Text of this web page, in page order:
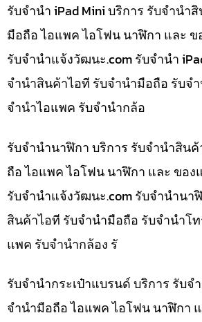
รับจำนำ iPad Mini บริการ รับจำนำ
มือถือ ไอแพค ไอโฟน นาฬิกา และ ข
รับจํานําแจ้งวัฒนะ.com รับจำนำ
จำนำสินค้าไอที รับจำนำมือถือ รับจ
จำนำไอแพค รับจำนำกล้อ
รับจำนำนาฬิกา บริการ รับจำนำสิน
ถือ ไอแพค ไอโฟน นาฬิกา และ ของ
รับจํานําแจ้งวัฒนะ.com รับจำนำนา
สินค้าไอที รับจำนำมือถือ รับจำนำโ
แพค รับจำนำกล้อง รั
รับจำนำกระเป๋าแบรนด์ บริการ รับจ
จำนำมือถือ ไอแพค ไอโฟน นาฬิกา